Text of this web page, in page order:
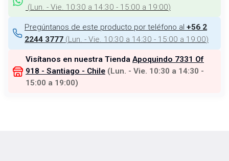
(Lun. - Vie. 10:30 a 14:30 - 15:00 a 19:00)
Pregúntanos de este producto por teléfono al +56 2
2244 3777 (Lun. - Vie. 10:30 a 14:30 - 15:00 a 19:00)
Visítanos en nuestra Tienda Apoquindo 7331 Of
918 - Santiago - Chile (Lun. - Vie. 10:30 a 14:30 -
15:00 a 19:00)